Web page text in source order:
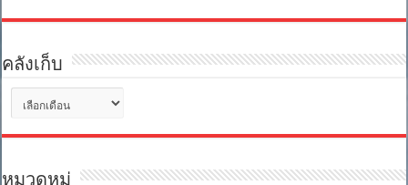
คลังเก็บ
เก็บ
หมวดหมู่